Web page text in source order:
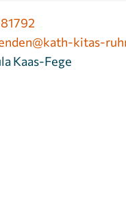
kitas-
Kaas-Fege
ermöglichen
sind für die einwandfreie